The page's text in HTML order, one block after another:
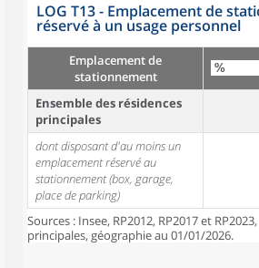
LOG T13 - Emplacement de
réservé à un usage personnel
Emplacement de
stationnement
Ensemble des résidences
principales
dont disposant d'au moins un
emplacement réservé au
stationnement (box, garage,
place de parking)
Sources : Insee, RP2012, RP2017 et
principales, géographie au 01/01/2026.